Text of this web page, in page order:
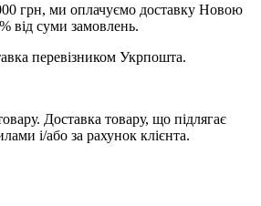
грн, ми оплачуємо доставку Новою
від суми замовлень.
перевізником Укрпошта.
Доставка товару, що підлягає
і/або за рахунок клієнта.